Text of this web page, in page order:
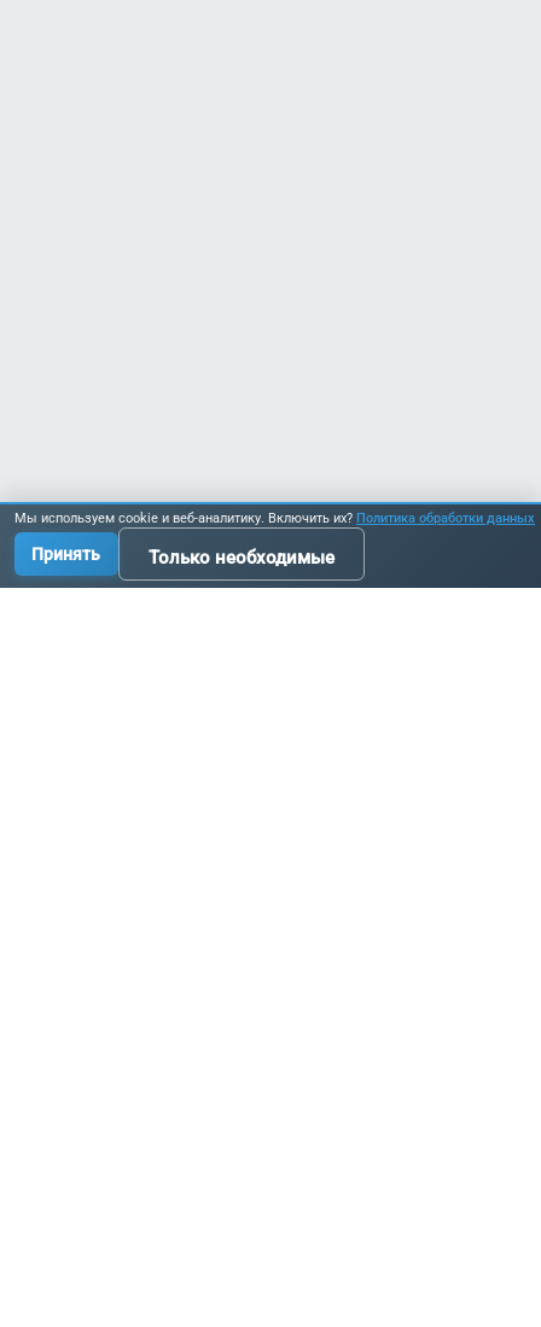
Мы используем cookie и веб-аналитику. Включить их? Политика обработки данных
Принять Только необходимые